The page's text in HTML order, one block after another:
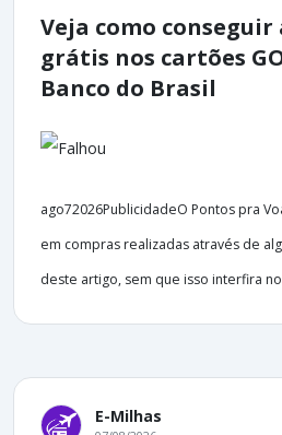
Veja como
grátis nos cartões
Banco do Brasil
ago72026PublicidadeO Pontos pra
em compras realizadas através de
deste artigo, sem que isso interfira
E-Milhas